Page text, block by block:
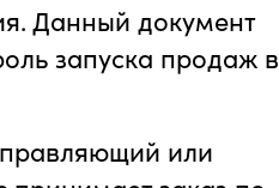
Данный документ
запуска продаж в
или